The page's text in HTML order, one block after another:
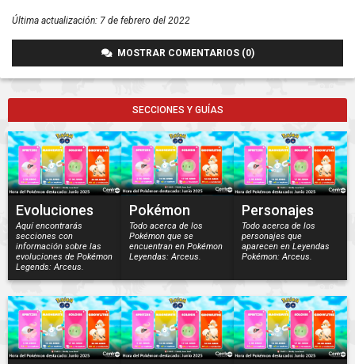
Última actualización: 7 de febrero del 2022
MOSTRAR COMENTARIOS (0)
SECCIONES Y GUÍAS
Evoluciones
Aquí encontrarás
secciones con
información sobre las
evoluciones de Pokémon
Legends: Arceus.
Pokémon
Todo acerca de los
Pokémon que se
encuentran en Pokémon
Leyendas: Arceus.
Personajes
Todo acerca de los
personajes que
aparecen en Leyendas
Pokémon: Arceus.